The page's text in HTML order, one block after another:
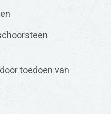
toedoen van